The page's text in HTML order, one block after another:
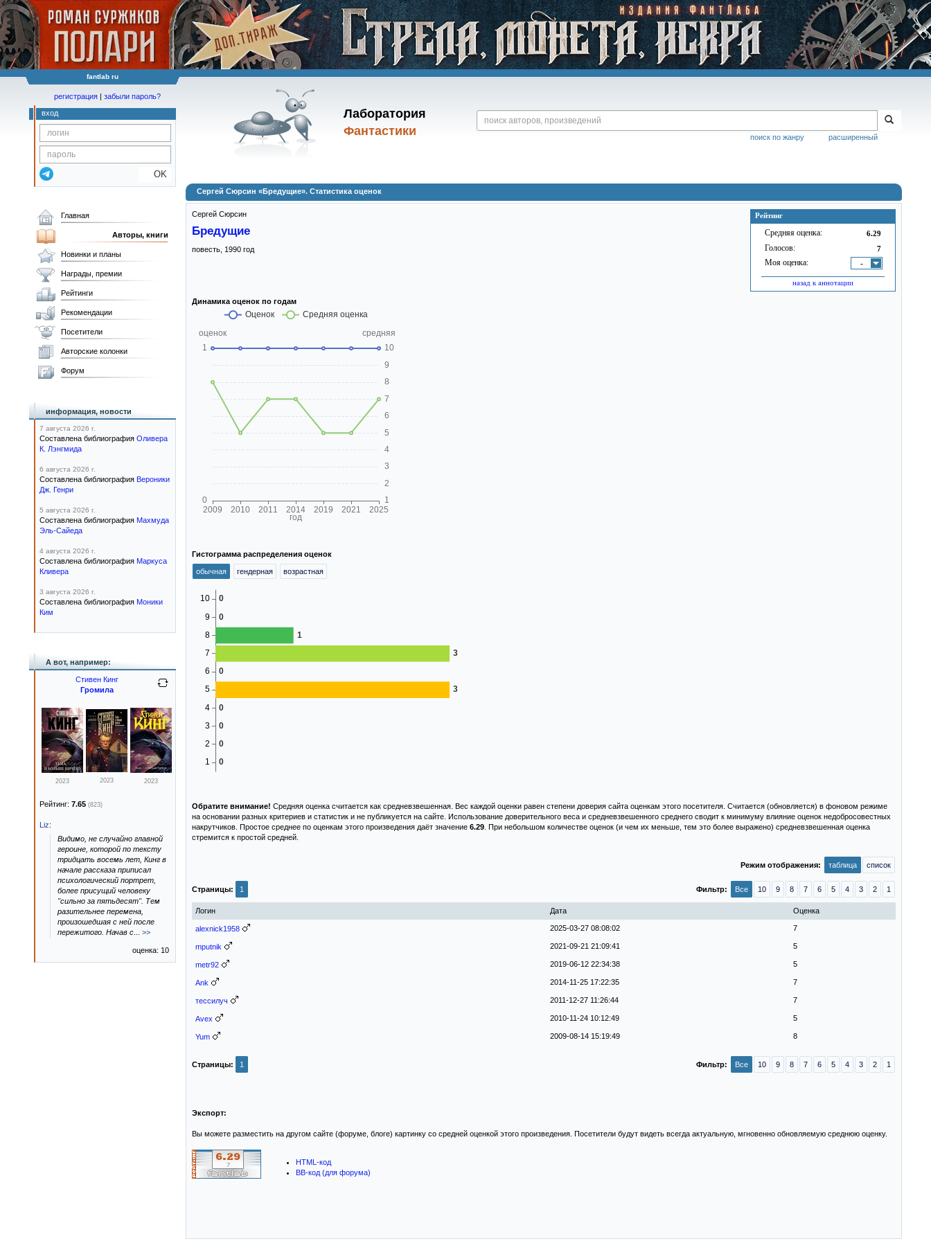
fantlab ru
Лаборатория
Фантастики
расширенный
поиск по жанру
регистрация | забыли пароль?
вход
OK
Сергей Сюрсин «Бредущие». Статистика оценок
Рейтинг
Средняя оценка: 6.29
Голосов: 7
Моя оценка: -
назад к аннотации
Сергей Сюрсин
Бредущие
повесть, 1990 год
Динамика оценок по годам
Гистограмма распределения оценок
обычная гендерная возрастная
Обратите внимание! Средняя оценка считается как средневзвешенная. Вес каждой оценки равен степени доверия сайта оценкам этого посетителя. Считается (обновляется) в фоновом режиме
на основании разных критериев и статистик и не публикуется на сайте. Использование доверительного веса и средневзвешенного среднего сводит к минимуму влияние оценок недобросовестных
накрутчиков. Простое среднее по оценкам этого произведения даёт значение 6.29 . При небольшом количестве оценок (и чем их меньше, тем это более выражено) средневзвешенная оценка
стремится к простой средней.
Режим отображения: таблица список
Все 10 9 8 7 6 5 4 3 2 1
Фильтр:
Страницы: 1
Логин Дата Оценка
alexnick1958 2025-03-27 08:08:02 7
mputnik 2021-09-21 21:09:41 5
metr92 2019-06-12 22:34:38 5
Ank 2014-11-25 17:22:35 7
тессилуч 2011-12-27 11:26:44 7
Avex 2010-11-24 10:12:49 5
Yum 2009-08-14 15:19:49 8
Все 10 9 8 7 6 5 4 3 2 1
Фильтр:
Страницы: 1
Экспорт:
Вы можете разместить на другом сайте (форуме, блоге) картинку со средней оценкой этого произведения. Посетители будут видеть всегда актуальную, мгновенно обновляемую среднюю оценку.
HTML-код
BB-код (для форума)
Главная
Авторы, книги
Новинки и планы
Награды, премии
Рейтинги
Рекомендации
Посетители
Авторские колонки
Форум
информация, новости
7 августа 2026 г.
Составлена библиография Оливера
К. Лэнгмида
6 августа 2026 г.
Составлена библиография Вероники
Дж. Генри
5 августа 2026 г.
Составлена библиография Махмуда
Эль-Сайеда
4 августа 2026 г.
Составлена библиография Маркуса
Кливера
3 августа 2026 г.
Составлена библиография Моники
Ким
А вот, например:
Стивен Кинг
Громила
2023 2023 2023
Рейтинг: 7.65 (823)
Liz:
Видимо, не случайно главной
героине, которой по тексту
тридцать восемь лет, Кинг в
начале рассказа приписал
психологический портрет,
более присущий человеку
"сильно за пятьдесят". Тем
разительнее перемена,
произошедшая с ней после
пережитого. Начав с
>>
оценка: 10